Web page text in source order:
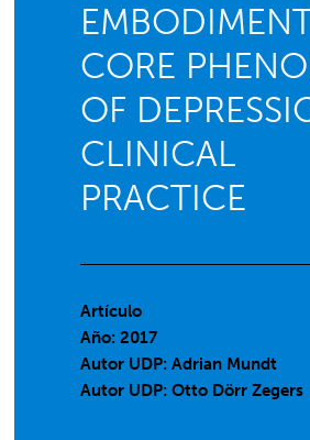
CORE
OF
CLINICAL
PRACTICE
Artículo
Año: 2017
Autor UDP:Adrian Mundt
Autor UDP:Otto Dörr Zegers